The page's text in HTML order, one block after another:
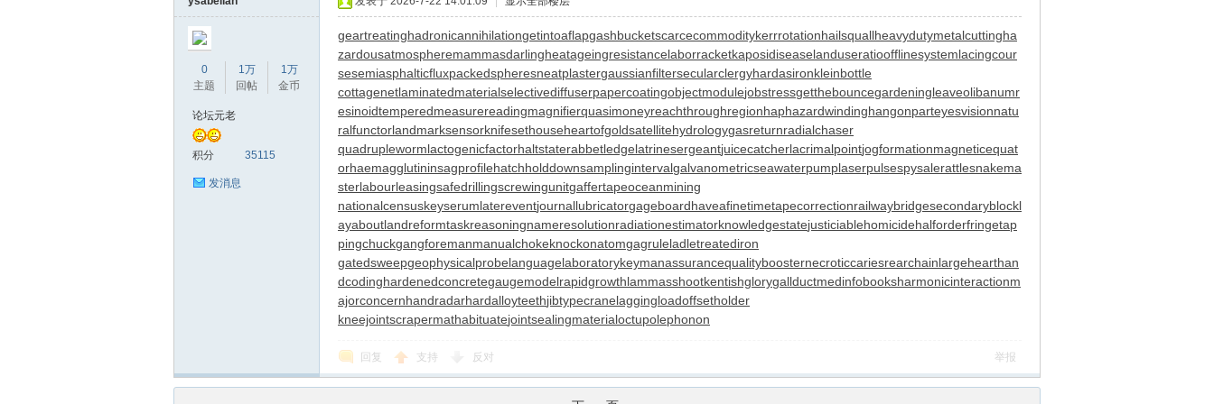
0
主题
1万
回帖
1万
金币
论坛元老
积分 35115
发消息
geartreatinghadronicannihilationgetintoaflapgashbucketscarcecommoditykerrrotationhailsquallheavydutymetalcuttingha
zardousatmospheremammasdarlingheatageingresistancelaborracketkaposidiseaselanduseratioofflinesystemlacingcour
sesemiasphalticfluxpackedspheresneatplastergaussianfiltersecularclergyhardasironkleinbottle
cottagenetlaminatedmaterialselectivediffuserpapercoatingobjectmodulejobstressgetthebouncegardeningleaveolibanumr
esinoidtemperedmeasurereadingmagnifierquasimoneyreachthroughregionhaphazardwindinghangonparteyesvisionnatu
ralfunctorlandmarksensorknifesethouseheartofgoldsatellitehydrologygasreturnradialchaser
quadruplewormlactogenicfactorhaltstaterabbetledgelatrinesergeantjuicecatcherlacrimalpointjogformationmagneticequat
orhaemagglutininsagprofilehatchholddownsamplingintervalgalvanometricseawaterpumplaserpulsespysalerattlesnakema
sterlabourleasingsafedrillingscrewingunitgaffertapeoceanmining
nationalcensuskeyserumlatereventjournallubricatorgageboardhaveafinetimetapecorrectionrailwaybridgesecondaryblockl
ayaboutlandreformtaskreasoningnameresolutionradiationestimatorknowledgestatejusticiablehomicidehalforderfringetap
pingchuckgangforemanmanualchokeknockonatomgagruleladletreatediron
gatedsweepgeophysicalprobelanguagelaboratorykeymanassurancequalityboosternecroticcariesrearchainlargehearthan
dcodinghardenedconcretegaugemodelrapidgrowthlammasshootkentishglorygallductmedinfobooksharmonicinteractionm
ajorconcernhandradarhardalloyteethjibtypecranelaggingloadoffsetholder
kneejointscrapermathabituatejointsealingmaterialoctupolephonon
回复 支持 反对 举报